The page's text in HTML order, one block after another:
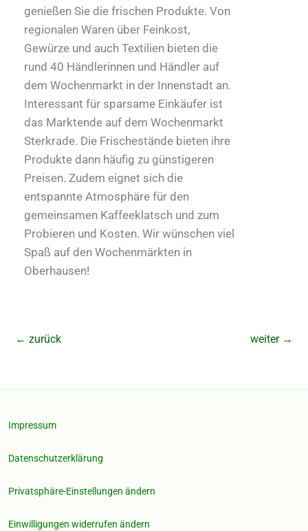
genießen Sie die frischen Produkte. Von
regionalen Waren über Feinkost,
Gewürze und auch Textilien bieten die
rund 40 Händlerinnen und Händler auf
dem Wochenmarkt in der Innenstadt an.
Interessant für sparsame Einkäufer ist
das Marktende auf dem Wochenmarkt
Sterkrade. Die Frischestände bieten ihre
Produkte dann häufig zu günstigeren
Preisen. Zudem eignet sich die
entspannte Atmosphäre für den
gemeinsamen Kaffeeklatsch und zum
Probieren und Kosten. Wir wünschen viel
Spaß auf den Wochenmärkten in
Oberhausen!
← zurück weiter →
Impressum
Datenschutzerklärung
Privatsphäre-Einstellungen ändern
Einwilligungen widerrufen ändern